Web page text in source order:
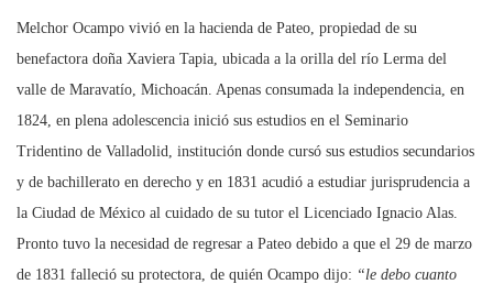
Melchor Ocampo vivió en la hacienda de Pateo, propiedad de su
benefactora doña Xaviera Tapia, ubicada a la orilla del río Lerma del
valle de Maravatío, Michoacán. Apenas consumada la independencia, en
1824, en plena adolescencia inició sus estudios en el Seminario
Tridentino de Valladolid, institución donde cursó sus estudios secundarios
y de bachillerato en derecho y en 1831 acudió a estudiar jurisprudencia a
la Ciudad de México al cuidado de su tutor el Licenciado Ignacio Alas.
Pronto tuvo la necesidad de regresar a Pateo debido a que el 29 de marzo
de 1831 falleció su protectora, de quién Ocampo dijo: “le debo cuanto